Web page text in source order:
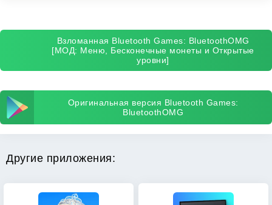
Взломанная Bluetooth Games: BluetoothOMG
[МОД: Меню, Бесконечные монеты и Открытые
уровни]
Оригинальная версия Bluetooth Games:
BluetoothOMG
Другие приложения: